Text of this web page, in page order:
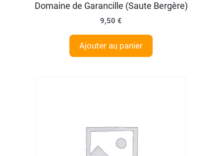
Domaine de Garancille (Saute Bergère)
9,50 €
Ajouter au panier